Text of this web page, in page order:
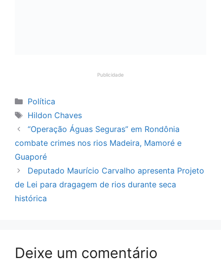
Publicidade
Categorias
Política
Tags
Hildon Chaves
“Operação Águas Seguras” em Rondônia
combate crimes nos rios Madeira, Mamoré e
Guaporé
Deputado Maurício Carvalho apresenta Projeto
de Lei para dragagem de rios durante seca
histórica
Deixe um comentário